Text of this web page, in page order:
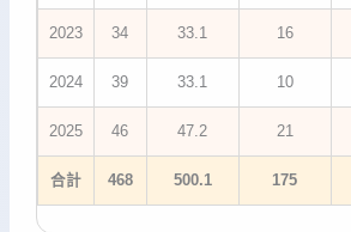
2023 34 33.1 16
2024 39 33.1 10
2025 46 47.2 21
合計 468 500.1 175